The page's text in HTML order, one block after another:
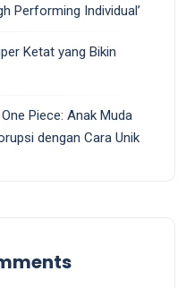
Performing Individual’
Ketat yang Bikin
Piece: Anak Muda
dengan Cara Unik